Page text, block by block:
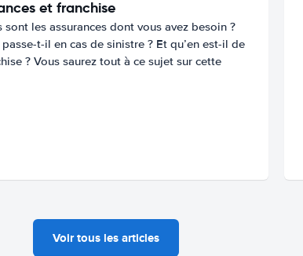
et franchise
sont les assurances dont vous avez besoin ?
passe-t-il en cas de sinistre ? Et qu’en est-il de
? Vous saurez tout à ce sujet sur cette
Voir tous les articles